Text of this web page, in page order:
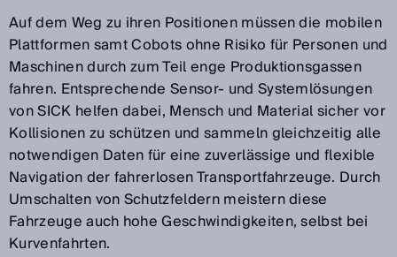
Auf dem Weg zu ihren Positionen müssen die mobilen
Plattformen samt Cobots ohne Risiko für Personen und
Maschinen durch zum Teil enge Produktionsgassen
fahren. Entsprechende Sensor- und Systemlösungen
von SICK helfen dabei, Mensch und Material sicher vor
Kollisionen zu schützen und sammeln gleichzeitig alle
notwendigen Daten für eine zuverlässige und flexible
Navigation der fahrerlosen Transportfahrzeuge. Durch
Umschalten von Schutzfeldern meistern diese
Fahrzeuge auch hohe Geschwindigkeiten, selbst bei
Kurvenfahrten.